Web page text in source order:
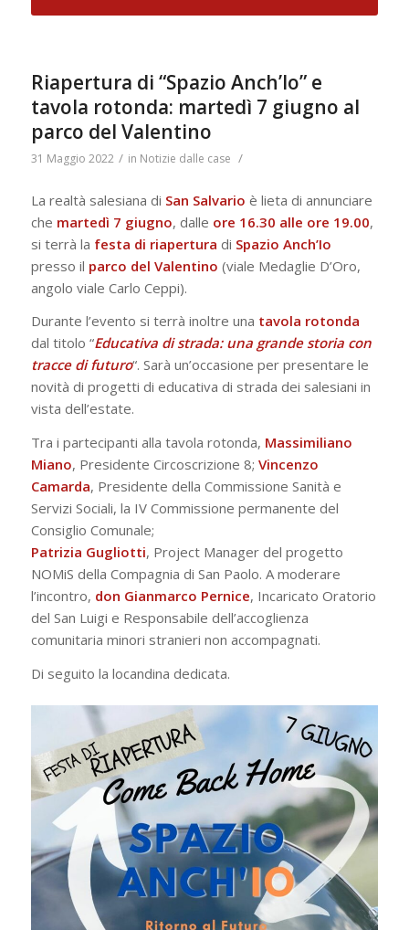
Riapertura di “Spazio Anch’Io” e
tavola rotonda: martedì 7 giugno al
parco del Valentino
31 Maggio 2022 / in Notizie dalle case /
La realtà salesiana di San Salvario è lieta di annunciare
che martedì 7 giugno, dalle ore 16.30 alle ore 19.00,
si terrà la festa di riapertura di Spazio Anch’Io
presso il parco del Valentino (viale Medaglie D’Oro,
angolo viale Carlo Ceppi).
Durante l’evento si terrà inoltre una tavola rotonda
dal titolo “Educativa di strada: una grande storia con
tracce di futuro“. Sarà un’occasione per presentare le
novità di progetti di educativa di strada dei salesiani in
vista dell’estate.
Tra i partecipanti alla tavola rotonda, Massimiliano
Miano, Presidente Circoscrizione 8; Vincenzo
Camarda, Presidente della Commissione Sanità e
Servizi Sociali, la IV Commissione permanente del
Consiglio Comunale;
Patrizia Gugliotti, Project Manager del progetto
NOMiS della Compagnia di San Paolo. A moderare
l’incontro, don Gianmarco Pernice, Incaricato Oratorio
del San Luigi e Responsabile dell’accoglienza
comunitaria minori stranieri non accompagnati.
Di seguito la locandina dedicata.